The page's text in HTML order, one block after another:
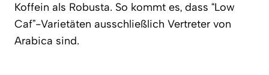
Koffein als Robusta. So kommt es, dass “Low
Caf”-Varietäten ausschließlich Vertreter von
Arabica sind.